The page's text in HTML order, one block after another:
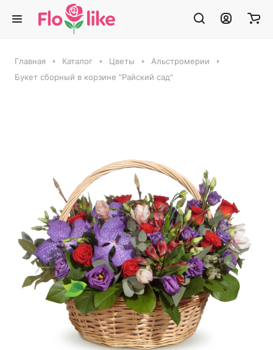
Главная Каталог Цветы
Альстромерии
Букет сборный в корзине "Райский сад"